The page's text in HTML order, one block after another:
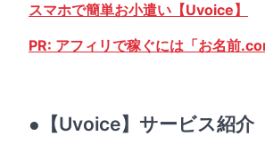
スマホで簡単お小遣い【Uvoice】
PR: アフィリで稼ぐには「お名前
●【Uvoice】サービス紹介